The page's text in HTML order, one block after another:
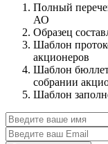
Полный
АО
Образец
Шаблон
акционеров
Шаблон
собрании
Шаблон